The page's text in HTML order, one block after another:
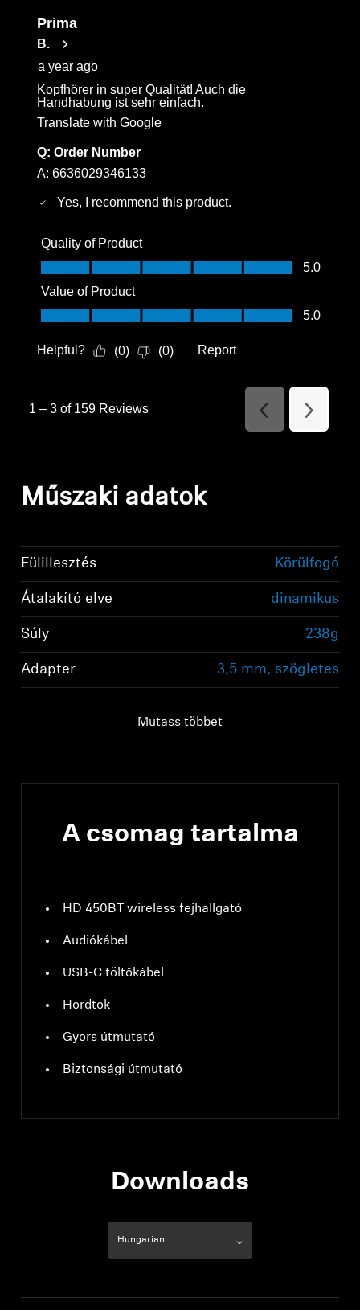
Prima
B.
a year ago
Kopfhörer in super Qualität! Auch die
Handhabung ist sehr einfach.
Translate with Google
Q: Order Number
A: 6636029346133
Yes, I recommend this product.
Quality of Product
Quality of Product, 5.0 out of 5
5.0
Value of Product
Value of Product, 5.0 out of 5
5.0
Helpful? (0) (0) Report
1 – 3 of 159 Reviews
Previous
Reviews
Next
Reviews
Műszaki adatok
Fülillesztés Körülfogó
Átalakító elve dinamikus
Súly 238g
Adapter 3,5 mm, szögletes
Mutass többet
A csomag tartalma
HD 450BT wireless fejhallgató
Audiókábel
USB-C töltőkábel
Hordtok
Gyors útmutató
Biztonsági útmutató
Downloads